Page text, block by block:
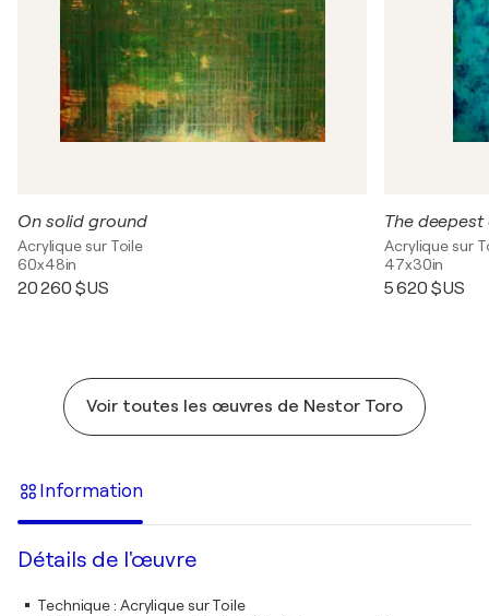
On solid ground
Acrylique sur Toile
60x48in
20 260 $US
The
Acrylique sur
47x30in
5 620 $US
Voir toutes les œuvres de Nestor Toro
Information
Détails de l'œuvre
Technique: Acrylique sur Toile